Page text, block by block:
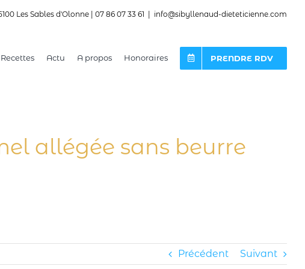
Les Sables d'Olonne | 07 86 07 33 61 info@sibyllenaud-dieteticienne.com
Recettes Actu A propos Honoraires PRENDRE RDV
allégée sans beurre
Précédent Suivant